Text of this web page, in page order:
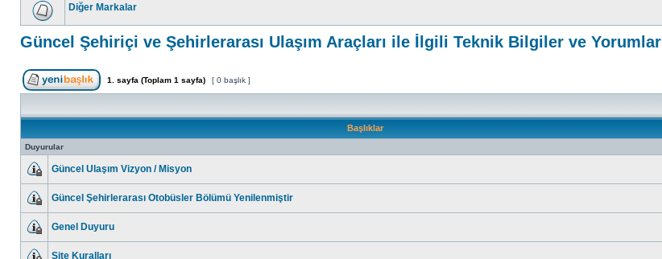
Diğer Markalar
Güncel Şehiriçi ve Şehirlerarası Ulaşım Araçları ile İlgili Teknik Bilgiler ve Yorumlar
1 . sayfa (Toplam 1 sayfa) [ 0 başlık ]
Başlıklar
Duyurular
Güncel Ulaşım Vizyon / Misyon
Güncel Şehirlerarası Otobüsler Bölümü Yenilenmiştir
Genel Duyuru
Site Kuralları